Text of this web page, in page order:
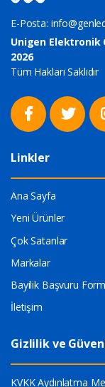
E-Posta:
Unigen Elektronik
2026
Tüm Hakları Saklıdır
Linkler
Ana Sayfa
Yeni Ürünler
Çok Satanlar
Markalar
Bayilik Başvuru
İletişim
Gizlilik ve
KVKK Aydınlatma